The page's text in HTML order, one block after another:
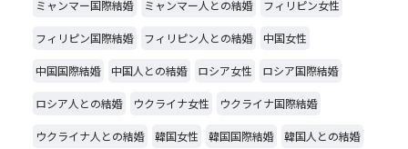
ミャンマー国際結婚 ミャンマー人との結婚 フィリピン女性
フィリピン国際結婚 フィリピン人との結婚 中国女性
中国国際結婚 中国人との結婚 ロシア女性 ロシア国際結婚
ロシア人との結婚 ウクライナ女性 ウクライナ国際結婚
ウクライナ人との結婚 韓国女性 韓国国際結婚 韓国人との結婚